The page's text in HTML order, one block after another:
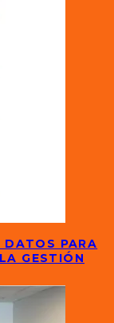
DATOS PARA
GESTIÓN